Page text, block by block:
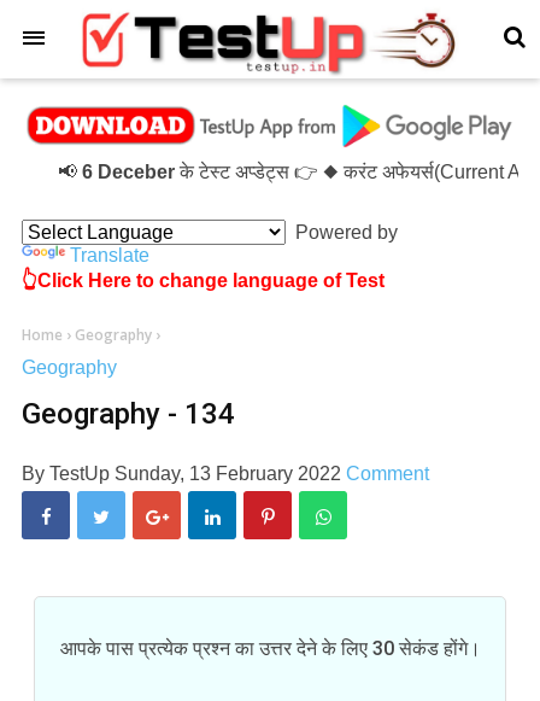
6 Deceberके टेस्ट अप्डेट्स 👉 ◆ करंट अफेयर्स(Current
Powered by
Translate
👆Click Here to change language of Test
Home › Geography ›
Geography
Geography - 134
By TestUp Sunday, 13 February 2022 Comment
आपके पास प्रत्येक प्रश्न का उत्तर देने के लिए 30 सेकंड होंगे।